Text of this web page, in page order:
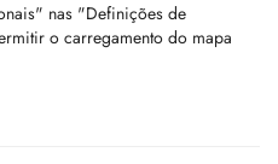
nas "Definições de
o carregamento do mapa